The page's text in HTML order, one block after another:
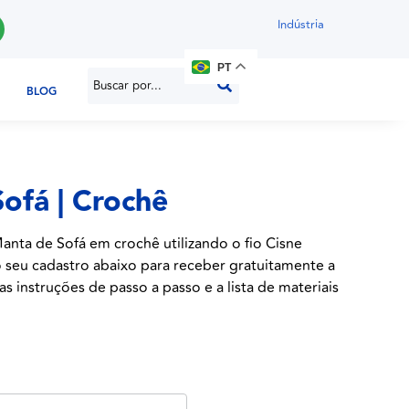
Indústria
BLOG
PT
| Crochê
de Sofá em crochê utilizando o fio Cisne
seu cadastro abaixo para receber gratuitamente a
instruções de passo a passo e a lista de materiais